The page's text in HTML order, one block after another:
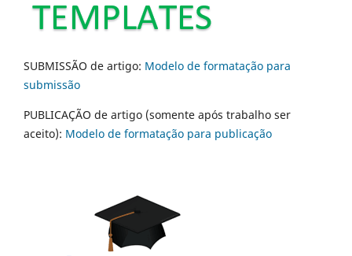
SUBMISSÃO de artigo: Modelo de formatação para
submissão
PUBLICAÇÃO de artigo (somente após trabalho ser
aceito): Modelo de formatação para publicação